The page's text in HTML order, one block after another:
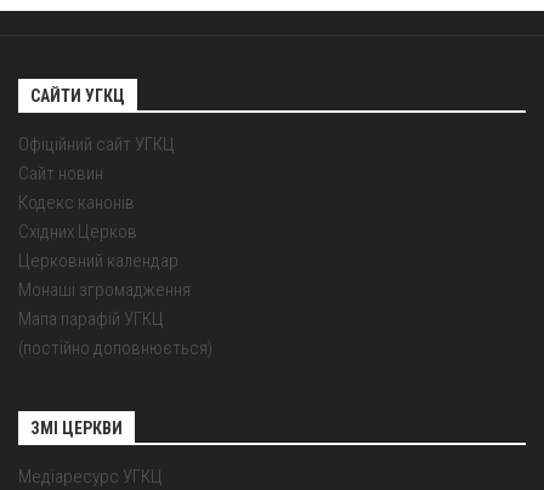
САЙТИ УГКЦ
Офіційний сайт УГКЦ
Сайт новин
Кодекс канонів
Східних Церков
Церковний календар
Монаші згромадження
Мапа парафій УГКЦ
(постійно доповнюється)
ЗМІ ЦЕРКВИ
Медіаресурс УГКЦ